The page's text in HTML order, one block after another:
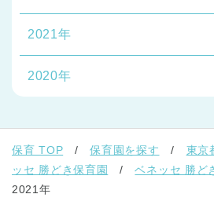
2021年
2020年
保育 TOP 保育園を探す 東京
ッセ 勝どき保育園
ベネッセ 勝ど
2021年